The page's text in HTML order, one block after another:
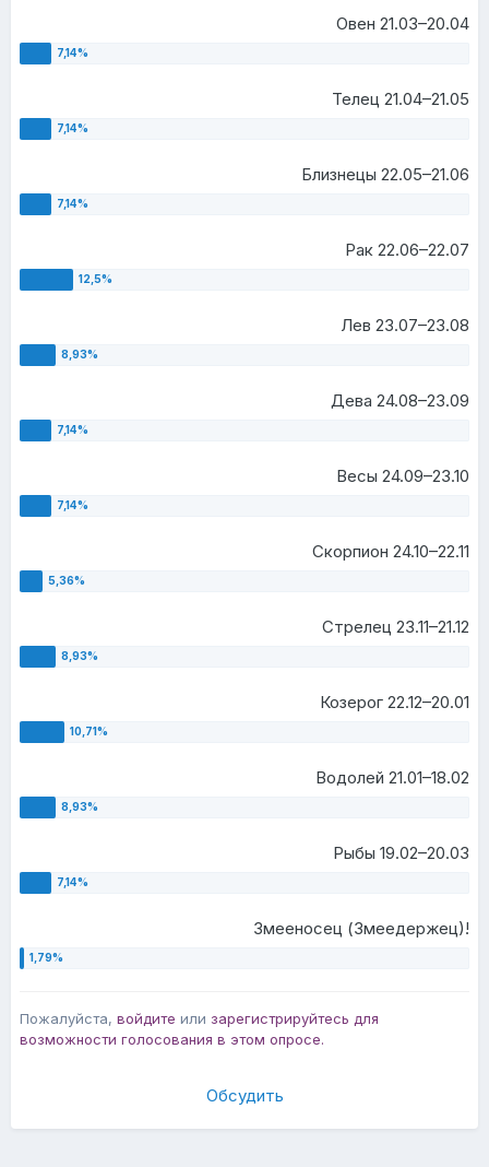
Овен 21.03–20.04
Телец 21.04–21.05
Близнецы 22.05–21.06
Рак 22.06–22.07
Лев 23.07–23.08
Дева 24.08–23.09
Весы 24.09–23.10
Скорпион 24.10–22.11
Стрелец 23.11–21.12
Козерог 22.12–20.01
Водолей 21.01–18.02
Рыбы 19.02–20.03
Змееносец (Змеедержец)!
Пожалуйста, войдите или зарегистрируйтесь для
возможности голосования в этом опросе.
Обсудить